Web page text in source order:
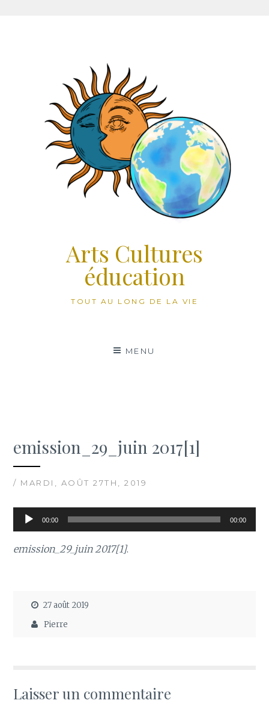
Arts Cultures
éducation
TOUT AU LONG DE LA VIE
MENU
emission_29_juin 2017[1]
/ MARDI, AOÛT 27TH, 2019
Lecteur
audio
00:00 00:00
emission_29_juin 2017[1].
27 août 2019
Pierre
Laisser un commentaire